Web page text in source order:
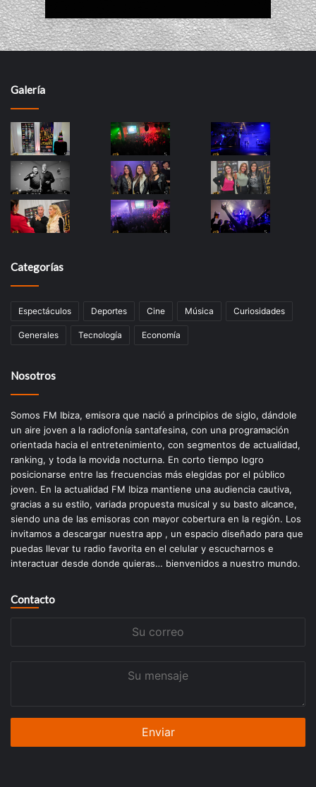
Galería
Categorías
Espectáculos Deportes Cine Música Curiosidades
Generales Tecnología Economía
Nosotros
Somos FM Ibiza, emisora que nació a principios de siglo, dándole
un aire joven a la radiofonía santafesina, con una programación
orientada hacia el entretenimiento, con segmentos de actualidad,
ranking, y toda la movida nocturna. En corto tiempo logro
posicionarse entre las frecuencias más elegidas por el público
joven. En la actualidad FM Ibiza mantiene una audiencia cautiva,
gracias a su estilo, variada propuesta musical y su basto alcance,
siendo una de las emisoras con mayor cobertura en la región. Los
invitamos a descargar nuestra app , un espacio diseñado para que
puedas llevar tu radio favorita en el celular y escucharnos e
interactuar desde donde quieras… bienvenidos a nuestro mundo.
Contacto